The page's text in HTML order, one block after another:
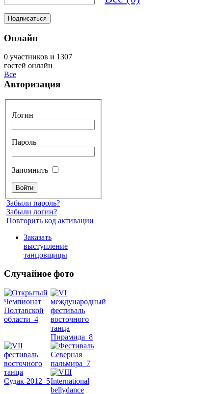
Онлайн
0 участников и 1307
гостей онлайн
Все
Авторизация
Логин
Пароль
Запомнить
Забыли пароль?
Забыли логин?
Повторить код активации
Заказать
выступление
танцовщицы
Случайное фото
Танец